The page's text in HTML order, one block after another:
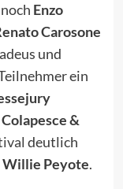
Enzo
Carosone
und
ein
Colapesce &
deutlich
Willie Peyote.